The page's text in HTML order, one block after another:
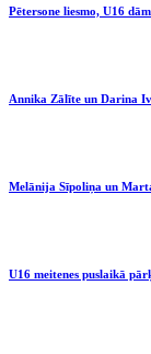
Pētersone liesmo, U16
Annika Zālīte un Darina
Melānija Sīpoliņa un
U16 meitenes puslaikā